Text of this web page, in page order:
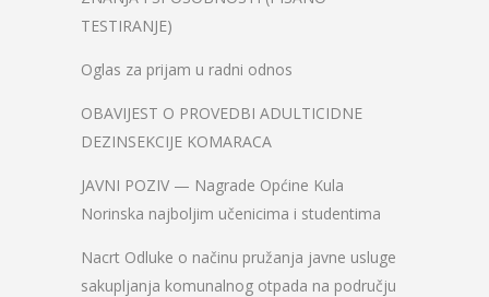
TESTIRANJE)
Oglas za prijam u radni odnos
OBAVIJEST O PROVEDBI ADULTICIDNE
DEZINSEKCIJE KOMARACA
JAVNI POZIV — Nagrade Općine Kula
Norinska najboljim učenicima i studentima
Nacrt Odluke o načinu pružanja javne usluge
sakupljanja komunalnog otpada na području